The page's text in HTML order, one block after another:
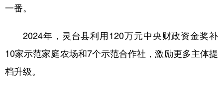
一番。
2024年，灵台县利用120万元中央财政资金奖补
10家示范家庭农场和7个示范合作社，激励更多主体提
档升级。